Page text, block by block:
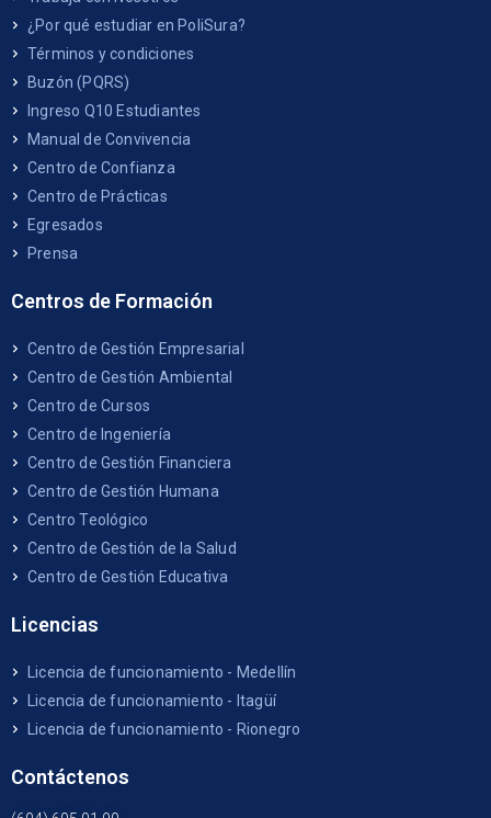
¿Por qué estudiar en PoliSura?
Términos y condiciones
Buzón (PQRS)
Ingreso Q10 Estudiantes
Manual de Convivencia
Centro de Confianza
Centro de Prácticas
Egresados
Prensa
Centros de Formación
Centro de Gestión Empresarial
Centro de Gestión Ambiental
Centro de Cursos
Centro de Ingeniería
Centro de Gestión Financiera
Centro de Gestión Humana
Centro Teológico
Centro de Gestión de la Salud
Centro de Gestión Educativa
Licencias
Licencia de funcionamiento - Medellín
Licencia de funcionamiento - Itagüí
Licencia de funcionamiento - Rionegro
Contáctenos